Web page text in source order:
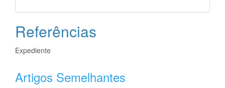
Referências
Expediente
Artigos Semelhantes